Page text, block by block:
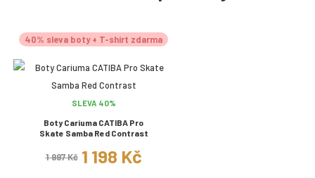
40% sleva boty + T-shirt zdarma
SLEVA 40%
Boty Cariuma CATIBA Pro
Skate Samba Red Contrast
1 997 Kč 1 198 Kč